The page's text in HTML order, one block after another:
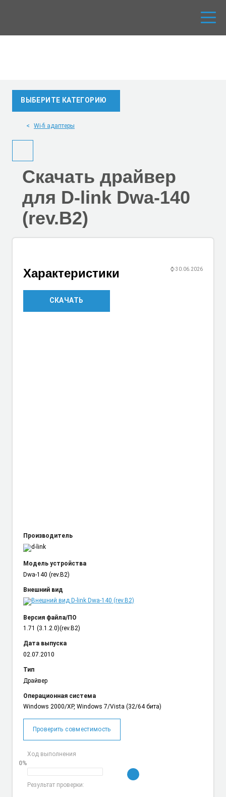
ВЫБЕРИТЕ КАТЕГОРИЮ
Wi-fi адаптеры
Скачать драйвер
для D-link Dwa-140
(rev.B2)
⌚30.06.2026
Характеристики
Производитель
Модель устройства
Dwa-140 (rev.B2)
Внешний вид
Версия файла/ПО
1.71 (3.1.2.0)(rev.B2)
Дата выпуска
02.07.2010
Тип
Драйвер
Операционная система
Windows 2000/XP, Windows 7/Vista (32/64 бита)
Проверить совместимость
Ход выполнения
0%
Результат проверки:
СКАЧАТЬ